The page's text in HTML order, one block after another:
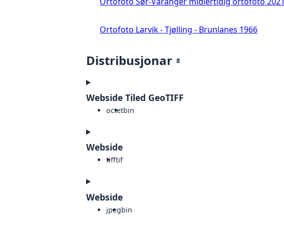
Ortofoto Larvik - Tjølling - Brunlanes 1966
Distribusjonar 8
Webside Tiled GeoTIFF
octetbin
Webside
tifftif
Webside
jpegbin